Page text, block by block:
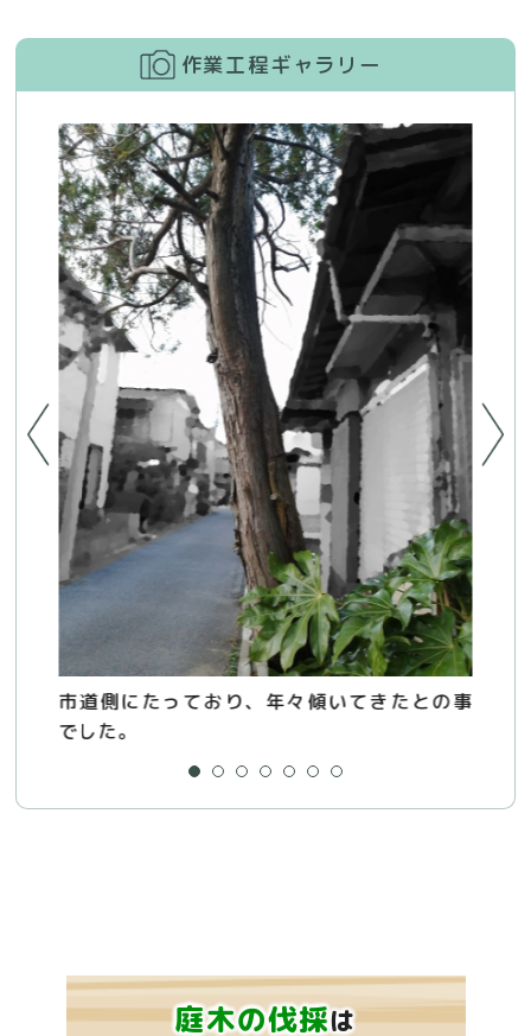
作業工程ギャラリー
市道側にたっており、年々傾いてきたとの事
でした。
庭木の伐採は